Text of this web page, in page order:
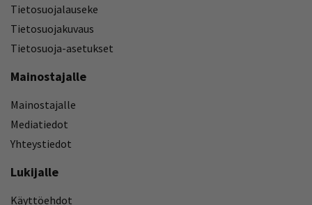
Tietosuojalauseke
Tietosuojakuvaus
Tietosuoja-asetukset
Mainostajalle
Mainostajalle
Mediatiedot
Yhteystiedot
Lukijalle
Käyttöehdot